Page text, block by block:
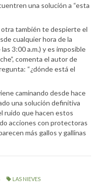
una solución a “esta
otra también te despierte el
cualquier hora de la
3:00 a.m.) y es imposible
comenta el autor de
“¿dónde está el
caminando desde hace
una solución definitiva
ruido que hacen estos
acciones con protectoras
más gallos y gallinas
LAS NIEVES